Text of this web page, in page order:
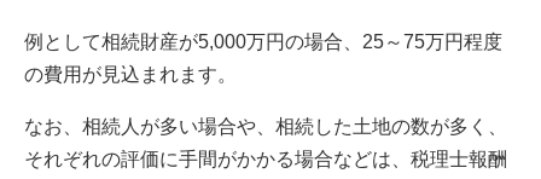
例として相続財産が5,000万円の場合、25～75万円程度
の費用が見込まれます。
なお、相続人が多い場合や、相続した土地の数が多く、
それぞれの評価に手間がかかる場合などは、税理士報酬